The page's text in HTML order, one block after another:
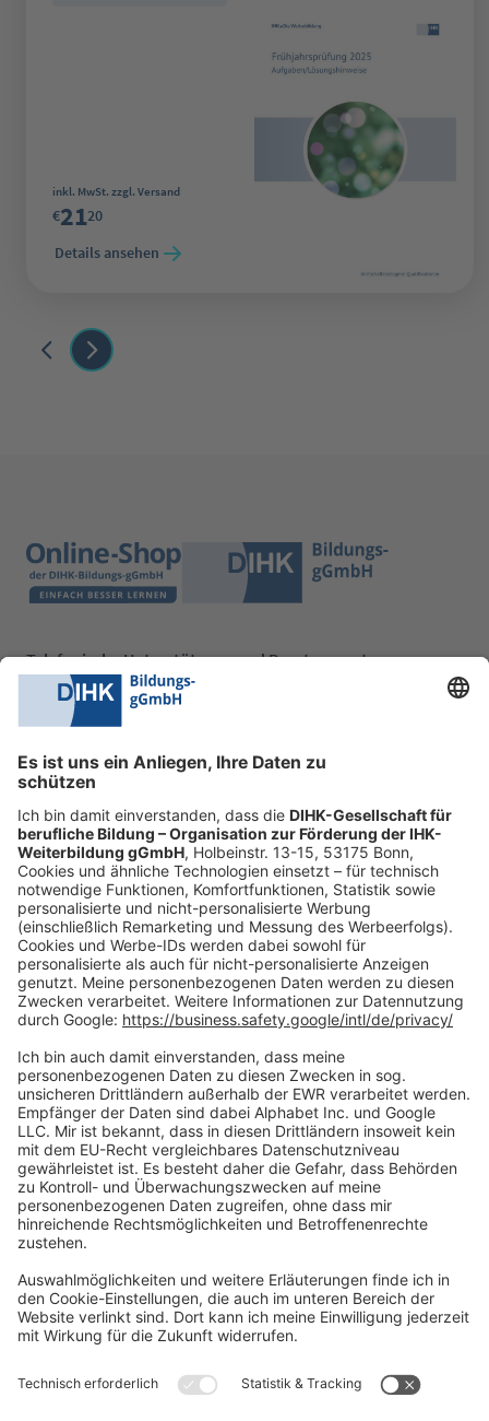
Regulärer Preis:
inkl. MwSt. zzgl. Versand
€2120
Details ansehen
Telefonische Unterstützung und Beratung unter:
0228 6205 205
Fr.:
09:00-14:00 Uhr
shop@dihk-bildung.shop
Vertrag widerrufen
Zahlungsarten
Social Media
Oft Gesucht
Rund um die Prüfung
Datenschutzerklärung